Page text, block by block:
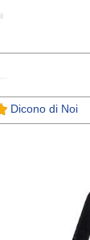
Dicono di Noi